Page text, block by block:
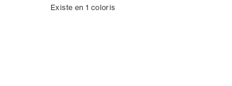
Existe en 1 coloris